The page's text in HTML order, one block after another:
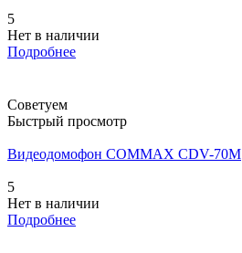
5
Нет в наличии
Подробнее
Советуем
Быстрый просмотр
Видеодомофон COMMAX CDV-70M
5
Нет в наличии
Подробнее